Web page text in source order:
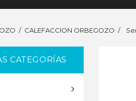
CALEFACCION ORBEGOZO
CATEGORÍAS